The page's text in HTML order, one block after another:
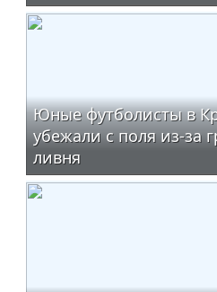
Юные футболисты в
убежали с поля из-за
ливня